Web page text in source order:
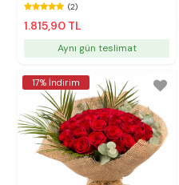
(2)
1.815,90 TL
Aynı gün teslimat
17% İndirim